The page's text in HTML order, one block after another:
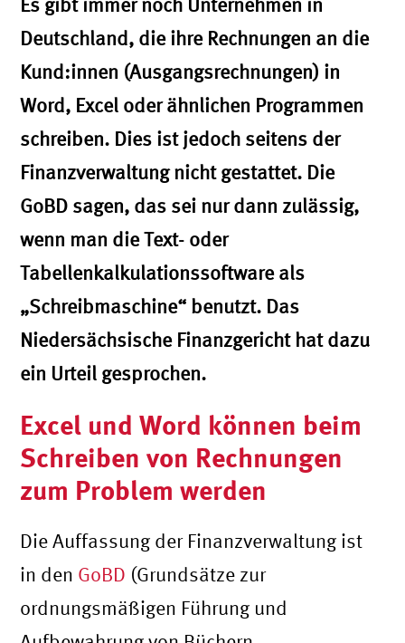
Deutschland, die ihre Rechnungen an die
Kund:innen (Ausgangsrechnungen) in
Word, Excel oder ähnlichen Programmen
schreiben. Dies ist jedoch seitens der
Finanzverwaltung nicht gestattet. Die
GoBD sagen, das sei nur dann zulässig,
wenn man die Text- oder
Tabellenkalkulationssoftware als
„Schreibmaschine“ benutzt. Das
Niedersächsische Finanzgericht hat dazu
ein Urteil gesprochen.
Excel und Word können beim
Schreiben von Rechnungen
zum Problem werden
Die Auffassung der Finanzverwaltung ist
in den GoBD (Grundsätze zur
ordnungsmäßigen Führung und